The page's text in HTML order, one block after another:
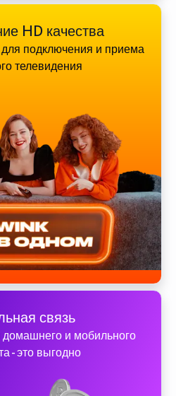
HD качества
подключения и приема
телевидения
связь
и мобильного
- это выгодно